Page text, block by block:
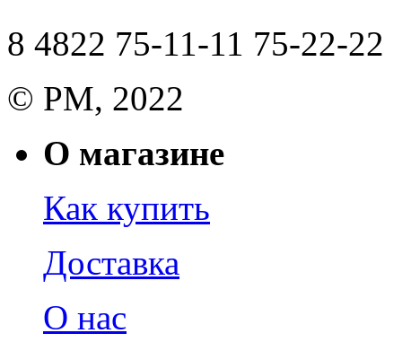
8 4822 75-11-11 75-22-22
© РМ, 2022
О магазине
Как купить
Доставка
О нас